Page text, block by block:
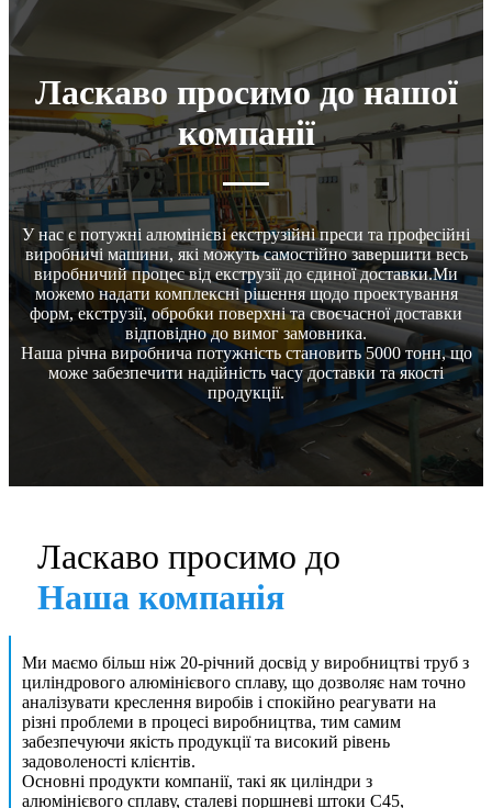
Ласкаво просимо до нашої
компанії
У нас є потужні алюмінієві екструзійні преси та професійні
виробничі машини, які можуть самостійно завершити весь
виробничий процес від екструзії до єдиної доставки.Ми
можемо надати комплексні рішення щодо проектування
форм, екструзії, обробки поверхні та своєчасної доставки
відповідно до вимог замовника.
Наша річна виробнича потужність становить 5000 тонн, що
може забезпечити надійність часу доставки та якості
продукції.
Ласкаво просимо до
Наша компанія
Ми маємо більш ніж 20-річний досвід у виробництві труб з
циліндрового алюмінієвого сплаву, що дозволяє нам точно
аналізувати креслення виробів і спокійно реагувати на
різні проблеми в процесі виробництва, тим самим
забезпечуючи якість продукції та високий рівень
задоволеності клієнтів.
Основні продукти компанії, такі як циліндри з
алюмінієвого сплаву, сталеві поршневі штоки C45,